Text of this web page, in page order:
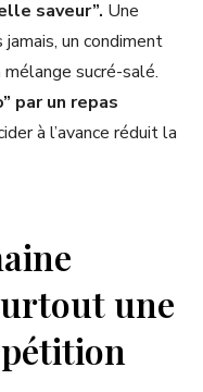
saveur”. Une
un condiment
sucré-salé.
par un repas
à l’avance réduit la
une